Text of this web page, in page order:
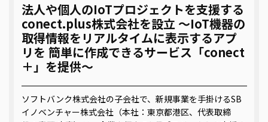
法人や個人のIoTプロジェクトを支援する
conect.plus株式会社を設立 ～IoT機器の
取得情報をリアルタイムに表示するアプ
リを 簡単に作成できるサービス「conect
＋」を提供～
ソフトバンク株式会社の子会社で、新規事業を手掛けるSB
イノベンチャー株式会社（本社：東京都港区、代表取締